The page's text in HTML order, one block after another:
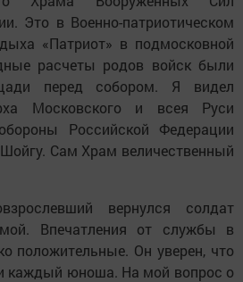
Это в Военно-патриотическом
«Патриот» в подмосковной
расчеты родов войск были
перед собором. Я видел
Московского и всея Руси
Российской Федерации
Сам Храм величественный
вернулся солдат
Впечатления от службы в
положительные. Он уверен, что
каждый юноша. На мой вопрос о